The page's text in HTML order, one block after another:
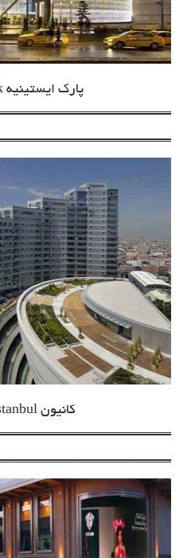
پارک ایستینیه Istinye Park
کانیون Kanyon Istanbul